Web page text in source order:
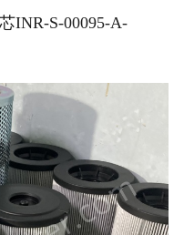
INR-S-00095-A-